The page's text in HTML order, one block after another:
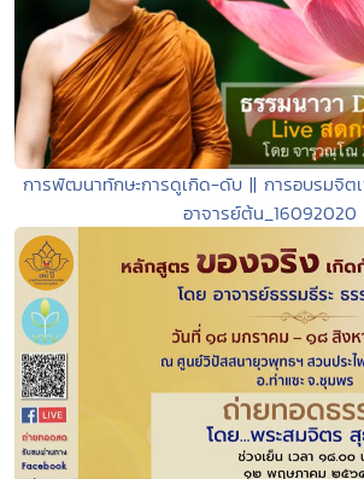
การพัฒนาทักษะการดูเกิด-ดับ || การอบรมจิต
อาจารย์ต้น_16092020